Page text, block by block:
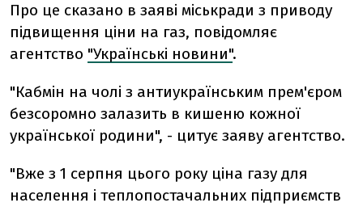
Про це сказано в заяві міськради з приводу
підвищення ціни на газ, повідомляє
агентство "Українські новини".
"Кабмін на чолі з антиукраїнським прем'єром
безсоромно залазить в кишеню кожної
української родини", - цитує заяву агентство.
"Вже з 1 серпня цього року ціна газу для
населення і теплопостачальних підприємств